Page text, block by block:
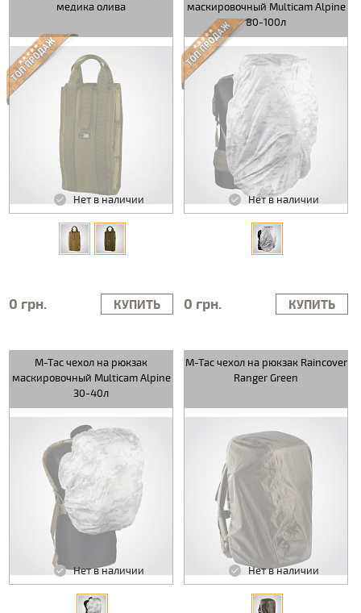
медика олива
Нет в наличии
0 грн. КУПИТЬ
маскировочный Multicam Alpine
80-100л
Нет в наличии
0 грн. КУПИТЬ
M-Tac чехол на рюкзак
маскировочный Multicam Alpine
30-40л
Нет в наличии
M-Tac чехол на рюкзак Raincover
Ranger Green
Нет в наличии